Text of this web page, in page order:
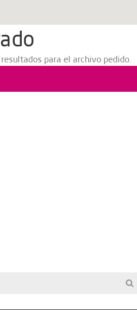
para el archivo pedido.